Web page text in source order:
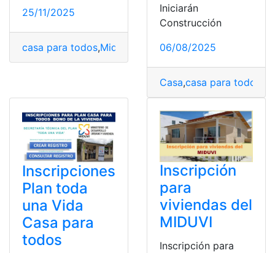
25/11/2025
casa para todos,Miduvi Proyectos,Vivienda
Iniciarán
Construcción
06/08/2025
Casa,casa para todos
Inscripciones
Plan toda
una Vida
Casa para
todos
Inscripción
para
viviendas del
MIDUVI
Inscripción para